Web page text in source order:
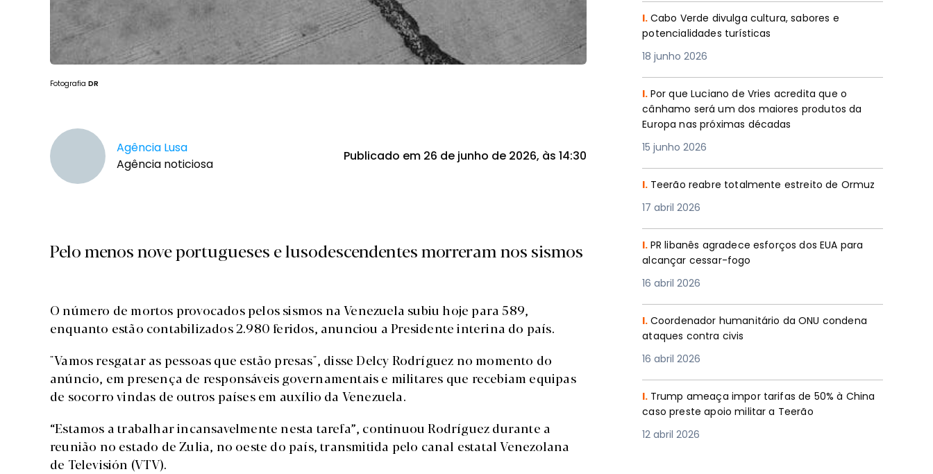
Fotografia DR
Agência Lusa
Agência noticiosa
Publicado em 26 de junho de 2026, às 14:30
Pelo menos nove portugueses e lusodescendentes morreram nos sismos
O número de mortos provocados pelos sismos na Venezuela subiu hoje para 589,
enquanto estão contabilizados 2.980 feridos, anunciou a Presidente interina do país.
"Vamos resgatar as pessoas que estão presas", disse Delcy Rodríguez no momento do
anúncio, em presença de responsáveis governamentais e militares que recebiam equipas
de socorro vindas de outros países em auxílio da Venezuela.
“Estamos a trabalhar incansavelmente nesta tarefa”, continuou Rodríguez durante a
reunião no estado de Zulia, no oeste do país, transmitida pelo canal estatal Venezolana
de Televisión (VTV).
I. Cabo Verde divulga cultura, sabores e
potencialidades turísticas
18 junho 2026
I. Por que Luciano de Vries acredita que o
cânhamo será um dos maiores produtos da
Europa nas próximas décadas
15 junho 2026
I. Teerão reabre totalmente estreito de Ormuz
17 abril 2026
I. PR libanês agradece esforços dos EUA para
alcançar cessar-fogo
16 abril 2026
I. Coordenador humanitário da ONU condena
ataques contra civis
16 abril 2026
I. Trump ameaça impor tarifas de 50% à China
caso preste apoio militar a Teerão
12 abril 2026